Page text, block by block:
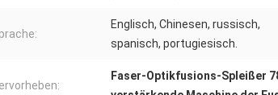
Englisch, Chinesen, russisch,
spanisch, portugiesisch.
Faser-Optikfusions-Spleißer